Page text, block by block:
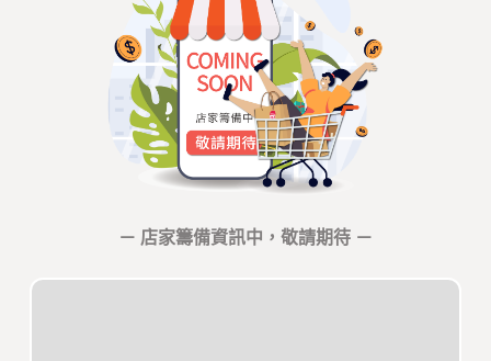
－ 店家籌備資訊中，敬請期待 －